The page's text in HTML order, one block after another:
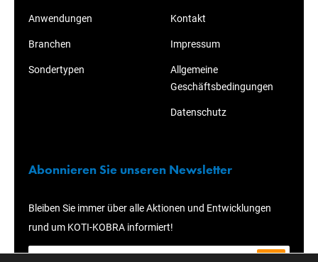
Anwendungen
Branchen
Sondertypen
Kontakt
Impressum
Allgemeine
Geschäftsbedingungen
Datenschutz
Abonnieren Sie unseren Newsletter
Bleiben Sie immer über alle Aktionen und Entwicklungen
rund um KOTI-KOBRA informiert!